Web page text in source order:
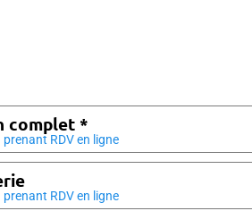
complet *
prenant RDV en ligne
prenant RDV en ligne